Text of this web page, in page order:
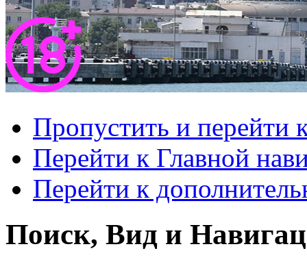
Пропустить и перейти
Перейти к Главной
Перейти к
Поиск, Вид и